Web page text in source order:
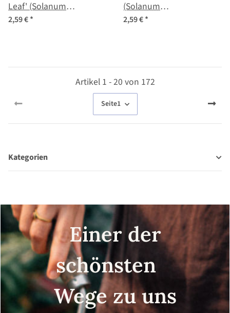
Leaf' (Solanum
lycopersicum) Samen
2,59 €*
(Solanum
pimpinellifolium) Samen
2,59 €*
Artikel 1 - 20 von 172
Seite1
Kategorien
Einer der
schönsten
Wege zu uns